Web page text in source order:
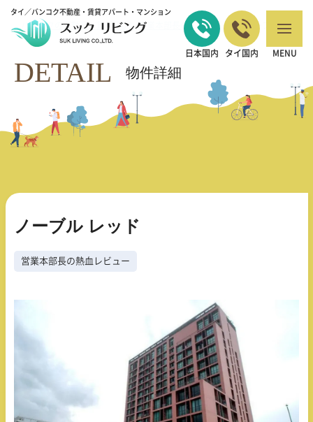
タイ／バンコク不動産・賃貸アパート・マンション
日本国内 タイ国内 MENU
バンコクの不動産・賃貸 TOP >営業本部長の熱血レビュー>ノーブル レッ
ド
DETAIL 物件詳細
ノーブル レッド
営業本部長の熱血レビュー